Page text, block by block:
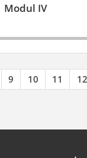
Modul IV
9 10 11 12